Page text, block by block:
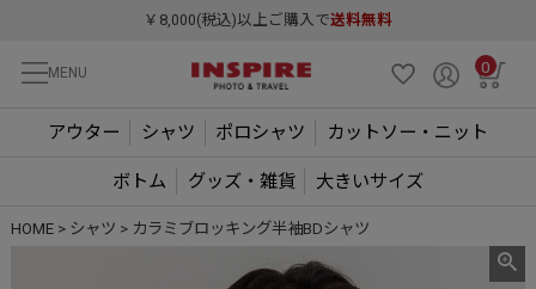
￥8,000(税込)以上ご購入で送料無料
MENU 0
アウター シャツ ポロシャツ カットソー・ニット
ボトム グッズ・雑貨 大きいサイズ
HOME シャツ カラミブロッキング半袖BDシャツ